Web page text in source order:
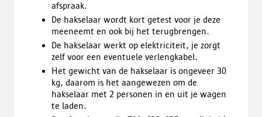
afspraak.
De hakselaar wordt kort getest voor je deze
meeneemt en ook bij het terugbrengen.
De hakselaar werkt op elektriciteit, je zorgt
zelf voor een eventuele verlengkabel.
Het gewicht van de hakselaar is ongeveer 30
kg, daarom is het aangewezen om de
hakselaar met 2 personen in en uit je wagen
te laden.